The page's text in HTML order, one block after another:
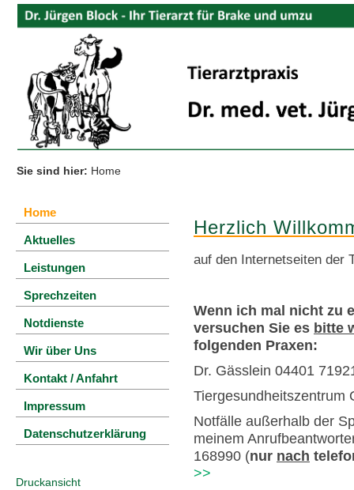
Sie sind hier: Home
Home
Aktuelles
Leistungen
Sprechzeiten
Notdienste
Wir über Uns
Kontakt / Anfahrt
Impressum
Datenschutzerklärung
Druckansicht
Herzlich
auf den Internetseiten der
Wenn ich mal nicht zu
versuchen Sie es bitte
folgenden Praxen:
Dr. Gässlein 04401
Tiergesundheitszentrum
Notfälle außerhalb der
meinem
168990 (nur nach
>>